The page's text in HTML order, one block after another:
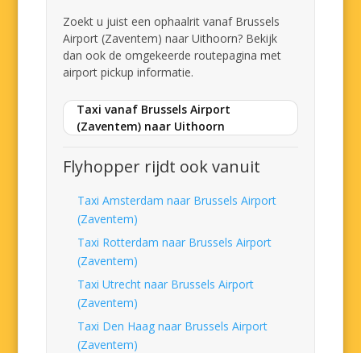
Zoekt u juist een ophaalrit vanaf Brussels
Airport (Zaventem) naar Uithoorn? Bekijk
dan ook de omgekeerde routepagina met
airport pickup informatie.
Taxi vanaf Brussels Airport
(Zaventem) naar Uithoorn
Flyhopper rijdt ook vanuit
Taxi Amsterdam naar Brussels Airport
(Zaventem)
Taxi Rotterdam naar Brussels Airport
(Zaventem)
Taxi Utrecht naar Brussels Airport
(Zaventem)
Taxi Den Haag naar Brussels Airport
(Zaventem)